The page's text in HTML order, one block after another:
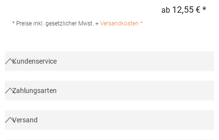
g/m²Materialzusammensetzung: 100% Baumwolle (Heather
Grey: 85% Baumwolle / 15% Viskose)Angaben zur
ab 12,55 € *
* Preise inkl. gesetzlicher Mwst. + Versandkosten *
Kundenservice
Zahlungsarten
Versand